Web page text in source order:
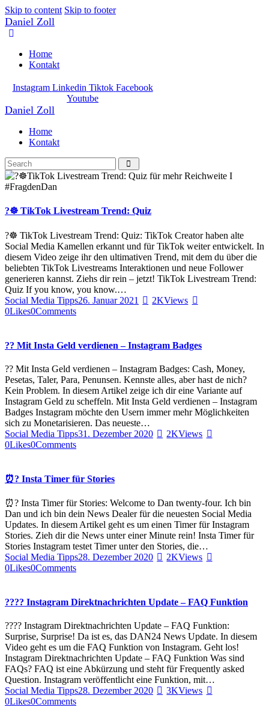
Skip to content Skip to footer
Daniel Zoll
Home
Kontakt
Instagram Linkedin Tiktok Facebook
Youtube
Daniel Zoll
Home
Kontakt
?☸️ TikTok Livestream Trend: Quiz
?☸️ TikTok Livestream Trend: Quiz: TikTok Creator haben alte
Social Media Kamellen erkannt und für TikTok weiter entwickelt. In
diesem Video zeige ihr den ultimativen Trend, mit dem du über die
beliebten TikTok Livestreams Interaktionen und neue Follower
generieren kannst. Ziehs dir rein – jetzt! TikTok Livestream Trend:
Quiz If you know, you know.…
Social Media Tipps26. Januar 2021 2KViews
0Likes0Comments
?? Mit Insta Geld verdienen – Instagram Badges
?? Mit Insta Geld verdienen – Instagram Badges: Cash, Money,
Pesetas, Taler, Para, Penunsen. Kennste alles, aber hast de nich?
Kein Problem. In diesem Artikel zeige ich dir eine Variante auf
Instagram Geld zu scheffeln. Mit Insta Geld verdienen – Instagram
Badges Instagram möchte den Usern immer mehr Möglichkeiten
sich zu Monetarisieren. Das neueste…
Social Media Tipps31. Dezember 2020 2KViews
0Likes0Comments
⏰? Insta Timer für Stories
⏰? Insta Timer für Stories: Welcome to Dan twenty-four. Ich bin
Dan und ich bin dein News Dealer für die neuesten Social Media
Updates. In diesem Artikel geht es um einen Timer für Instagram
Stories. Zieh dir die News unter einer Minute rein! Insta Timer für
Stories Instagram testet Timer unter den Stories, die…
Social Media Tipps28. Dezember 2020 2KViews
0Likes0Comments
??‍?? Instagram Direktnachrichten Update – FAQ Funktion
??‍?? Instagram Direktnachrichten Update – FAQ Funktion:
Surprise, Surprise! Da ist es, das DAN24 News Update. In diesem
Video geht es um die FAQ Funktion von Instagram. Geht los!
Instagram Direktnachrichten Update – FAQ Funktion Was sind
FAQs? FAQ ist eine Abkürzung und steht für Frequently asked
Question. Instagram veröffentlicht eine Funktion, mit…
Social Media Tipps28. Dezember 2020 3KViews
0Likes0Comments